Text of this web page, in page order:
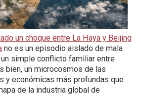
un choque entre La Haya y Beijing
no es un episodio aislado de mala
simple conflicto familiar entre
bien, un microcosmos de las
y económicas más profundas que
de la industria global de